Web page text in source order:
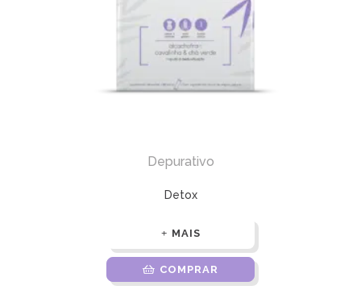
Depurativo
Detox
MAIS
COMPRAR